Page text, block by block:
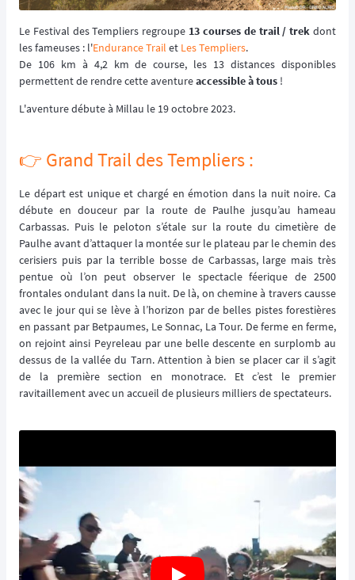
Le Festival des Templiers regroupe 13 courses de trail / trek dont
les fameuses : l'Endurance Trail et Les Templiers.
De 106 km à 4,2 km de course, les 13 distances disponibles
permettent de rendre cette aventureaccessible à tous !
L'aventure débute à Millau le 19 octobre 2023.
👉️ Grand Trail des Templiers :
Le départ est unique et chargé en émotion dans la nuit noire. Ca
débute en douceur par la route de Paulhe jusqu’au hameau
Carbassas. Puis le peloton s’étale sur la route du cimetière de
Paulhe avant d’attaquer la montée sur le plateau par le chemin des
cerisiers puis par la terrible bosse de Carbassas, large mais très
pentue où l’on peut observer le spectacle féerique de 2500
frontales ondulant dans la nuit. De là, on chemine à travers causse
avec le jour qui se lève à l’horizon par de belles pistes forestières
en passant par Betpaumes, Le Sonnac, La Tour. De ferme en ferme,
on rejoint ainsi Peyreleau par une belle descente en surplomb au
dessus de la vallée du Tarn. Attention à bien se placer car il s’agit
de la première section en monotrace. Et c’est le premier
ravitaillement avec un accueil de plusieurs milliers de spectateurs.